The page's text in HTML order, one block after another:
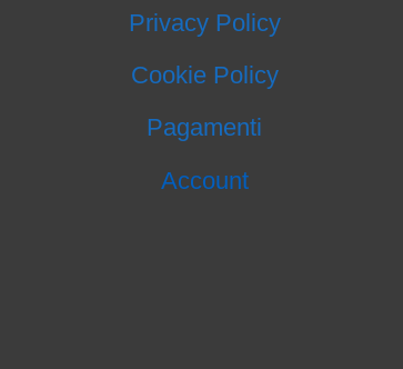
Privacy Policy
Cookie Policy
Pagamenti
Account